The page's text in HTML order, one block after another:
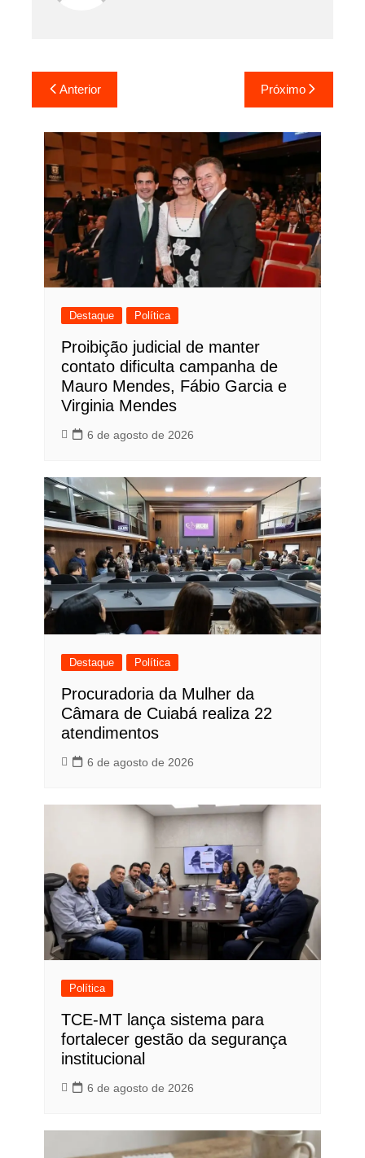
Navegação
de
Post
Anterior Próximo
Destaque Política
Proibição judicial de manter
contato dificulta campanha de
Mauro Mendes, Fábio Garcia e
Virginia Mendes
6 de agosto de 2026
Destaque Política
Procuradoria da Mulher da
Câmara de Cuiabá realiza 22
atendimentos
6 de agosto de 2026
Política
TCE-MT lança sistema para
fortalecer gestão da segurança
institucional
6 de agosto de 2026